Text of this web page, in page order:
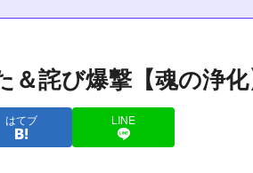
詫び爆撃【魂の浄化
はてブ LINE